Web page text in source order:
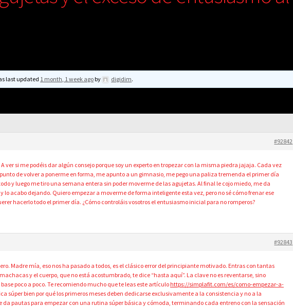
last updated 1 month, 1 week agoby digidim.
#92842
A ver si me podéis dar algún consejo porque soy un experto en tropezar con la misma piedra jajaja. Cada vez
de volver a ponerme en forma, me apunto a un gimnasio, me pego una paliza tremenda el primer día
y luego me tiro una semana entera sin poder moverme de las agujetas. Al final le cojo miedo, me da
lo acabo dejando. Quiero empezar a moverme de forma inteligente esta vez, pero no sé cómo frenar ese
hacerlo todo el primer día. ¿Cómo controláis vosotros el entusiasmo inicial para no romperos?
#92843
Madre mía, eso nos ha pasado a todos, es el clásico error del principiante motivado. Entras con tantas
y el cuerpo, que no está acostumbrado, te dice “hasta aquí”. La clave no es reventarse, sino
poco a poco. Te recomiendo mucho que te leas este artículo https://simplafit.com/es/como-empezar-a-
súper bien por qué los primeros meses deben dedicarse exclusivamente a la consistencia y no a la
da pautas para empezar con una rutina súper básica y cómoda, terminando cada entreno con la sensación